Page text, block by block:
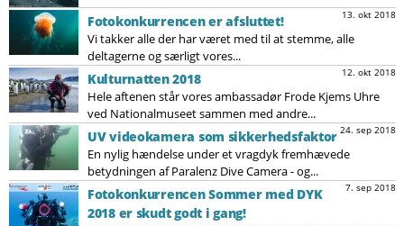
13. okt 2018
Fotokonkurrencen er afsluttet!
Vi takker alle der har været med til at stemme, alle
deltagerne og særligt vores...
12. okt 2018
Kulturnatten 2018
Hele aftenen står vores ambassadør Frode Kjems Uhre
ved Nationalmuseet sammen med andre...
24. sep 2018
UV videokamera som sikkerhedsfaktor
En nylig hændelse under et vragdyk fremhævede
betydningen af ​​Paralenz Dive Camera - og...
7. sep 2018
Fotokonkurrencen Sommer med DYK
2018 er skudt godt i gang!